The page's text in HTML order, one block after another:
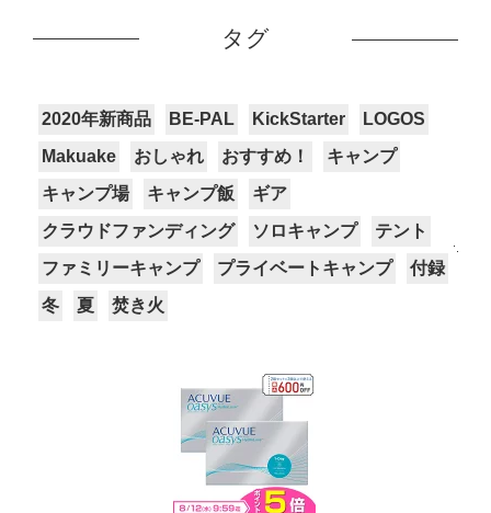
タグ
2020年新商品 BE-PAL KickStarter
LOGOS
Makuake
おしゃれ おすすめ！
キャンプ
キャンプ場
キャンプ飯
ギア
クラウドファンディング
ソロキャンプ
テント
ファミリーキャンプ
プライベートキャンプ
付録
冬
夏 焚き火